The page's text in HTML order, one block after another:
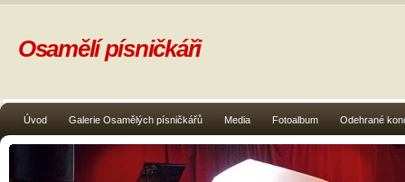
Úvod Galerie Osamělých písničkářů Media Fotoalbum Odehrané
Osamělí písničkáři